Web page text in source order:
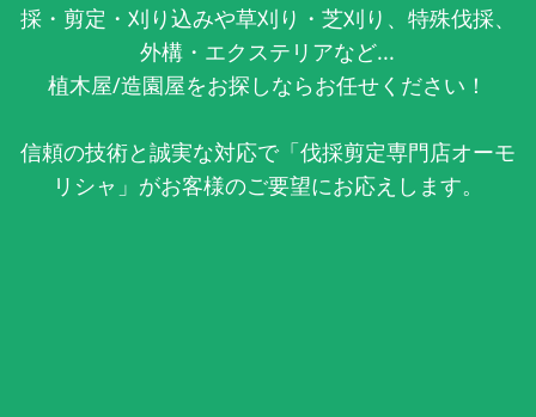
採・剪定・刈り込みや草刈り・芝刈り、特殊伐採、
外構・エクステリアなど...
植木屋/造園屋をお探しならお任せください！
信頼の技術と誠実な対応で「伐採剪定専門店オーモ
リシャ」がお客様のご要望にお応えします。